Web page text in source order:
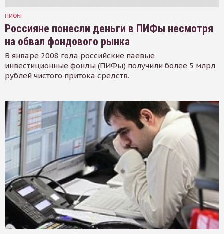
ПИФЫ
Россияне понесли деньги в ПИФы несмотря
на обвал фондового рынка
В январе 2008 года российские паевые
инвестиционные фонды (ПИФы) получили более 5 млрд
рублей чистого притока средств.